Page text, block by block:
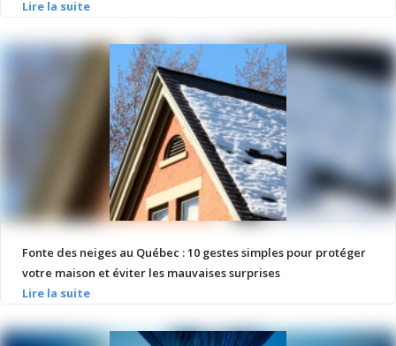
Fonte des neiges au Québec : 10 gestes simples pour protéger
votre maison et éviter les mauvaises surprises